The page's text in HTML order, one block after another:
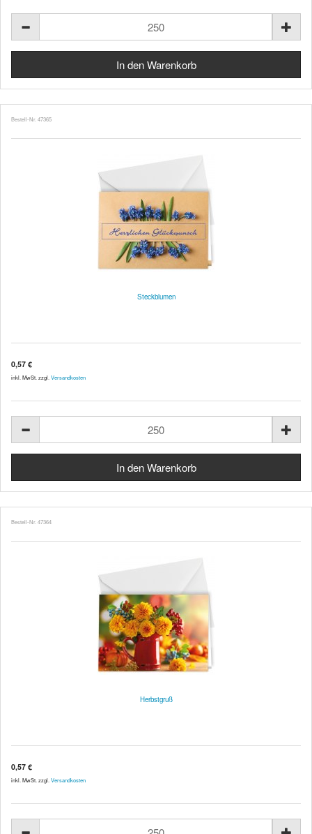
Bestell-Nr. 47365
Steckblumen
0,57 €
inkl. MwSt. zzgl. Versandkosten
Bestell-Nr. 47364
Herbstgruß
0,57 €
inkl. MwSt. zzgl. Versandkosten